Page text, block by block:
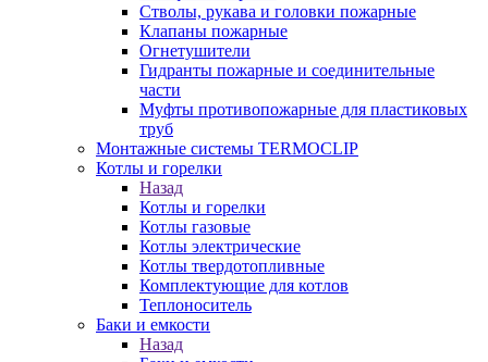
Стволы, рукава и головки пожарные
Клапаны пожарные
Огнетушители
Гидранты пожарные и соединительные
части
Муфты противопожарные для пластиковых
труб
Монтажные системы TERMOCLIP
Котлы и горелки
Назад
Котлы и горелки
Котлы газовые
Котлы электрические
Котлы твердотопливные
Комплектующие для котлов
Теплоноситель
Баки и емкости
Назад